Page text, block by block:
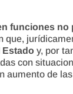
funciones no
que,
Estado y, por
con
aumento de